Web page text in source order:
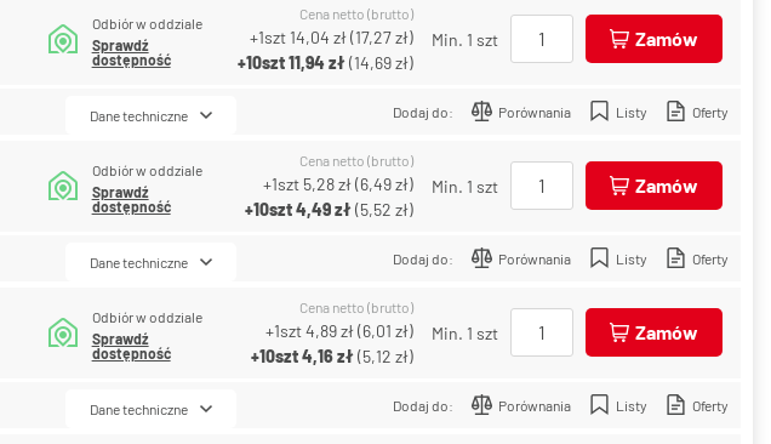
Odbiór w oddziale
Sprawdź
dostępność
Cena netto (brutto)
+1szt 14,04 zł(17,27 zł)
+10szt11,94 zł(14,69 zł)
Min. 1 szt Zamów
Dodaj do: Porównania Listy Oferty
Dane techniczne
Odbiór w oddziale
Sprawdź
dostępność
Cena netto (brutto)
+1szt 5,28 zł(6,49 zł)
+10szt4,49 zł(5,52 zł)
Min. 1 szt Zamów
Dodaj do: Porównania Listy Oferty
Dane techniczne
Odbiór w oddziale
Sprawdź
dostępność
Cena netto (brutto)
+1szt4,89 zł(6,01 zł)
+10szt4,16 zł(5,12 zł)
Min. 1 szt Zamów
Dodaj do: Porównania Listy Oferty
Dane techniczne